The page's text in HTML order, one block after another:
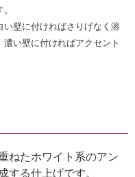
壁に付ければさりげなく溶
い壁に付ければアクセント
ねたホワイト系のアン
する仕上げです。